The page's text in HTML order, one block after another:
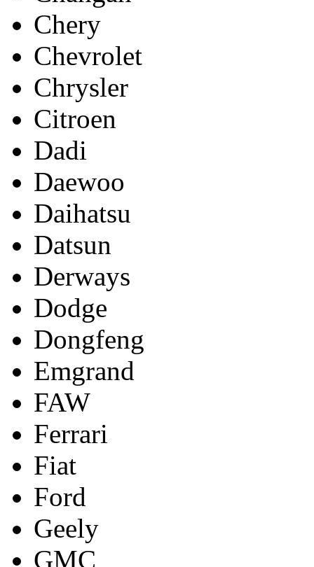
Chery
Chevrolet
Chrysler
Citroen
Dadi
Daewoo
Daihatsu
Datsun
Derways
Dodge
Dongfeng
Emgrand
FAW
Ferrari
Fiat
Ford
Geely
GMC